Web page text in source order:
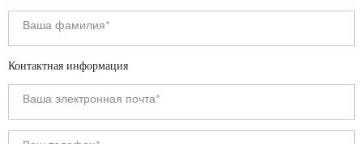
Контактная информация